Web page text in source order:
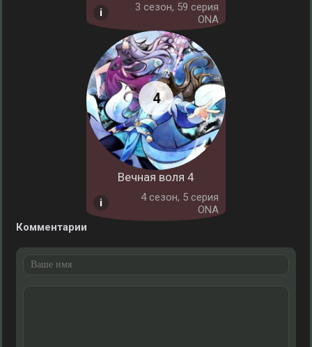
3 cезон, 59 серия
ONA
Вечная воля 4
4 cезон, 5 серия
ONA
Комментарии